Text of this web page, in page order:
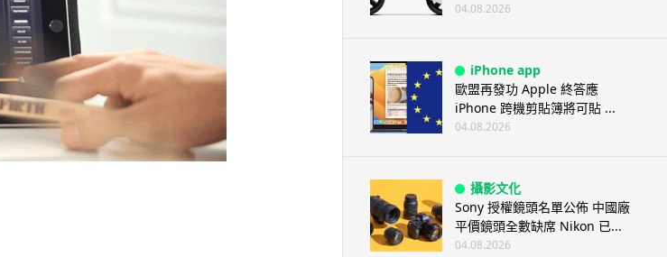
04.08.2026
iPhone app
歐盟再發功 Apple 終答應
iPhone 跨機剪貼簿將可貼 ...
04.08.2026
攝影文化
Sony 授權鏡頭名單公佈 中國廠
平價鏡頭全數缺席 Nikon 已...
04.08.2026